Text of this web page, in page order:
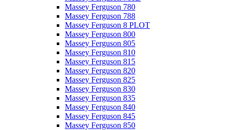
Massey Ferguson 780
Massey Ferguson 788
Massey Ferguson 8 PLOT
Massey Ferguson 800
Massey Ferguson 805
Massey Ferguson 810
Massey Ferguson 815
Massey Ferguson 820
Massey Ferguson 825
Massey Ferguson 830
Massey Ferguson 835
Massey Ferguson 840
Massey Ferguson 845
Massey Ferguson 850